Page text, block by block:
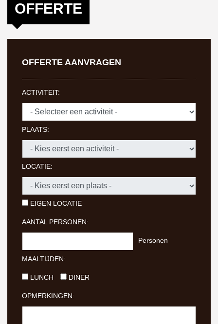
OFFERTE
OFFERTE AANVRAGEN
ACTIVITEIT:
PLAATS:
LOCATIE:
EIGEN LOCATIE
AANTAL PERSONEN:
Personen
MAALTIJDEN:
LUNCH DINER
OPMERKINGEN: